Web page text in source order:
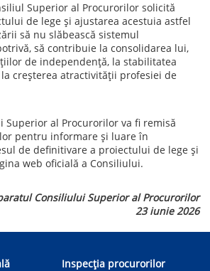
Superior al Procurorilor solicită
de lege și ajustarea acestuia astfel
să nu slăbească sistemul
să contribuie la consolidarea lui,
de independență, la stabilitatea
creșterea atractivității profesiei de
Superior al Procurorilor va fi remisă
pentru informare și luare în
de definitivare a proiectului de lege și
web oficială a Consiliului.
Consiliului Superior al Procurorilor
23 iunie 2026
Inspecția procurorilor